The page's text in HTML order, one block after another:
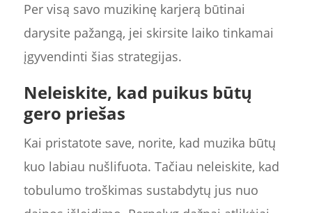
Per visą savo muzikinę karjerą būtinai
darysite pažangą, jei skirsite laiko tinkamai
įgyvendinti šias strategijas.
Neleiskite, kad puikus būtų
gero priešas
Kai pristatote save, norite, kad muzika būtų
kuo labiau nušlifuota. Tačiau neleiskite, kad
tobulumo troškimas sustabdytų jus nuo